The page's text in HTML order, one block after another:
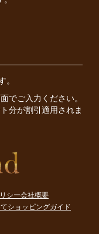
。
でご入力ください。
分が割引適用されま
シー会社概要
ショッピングガイド